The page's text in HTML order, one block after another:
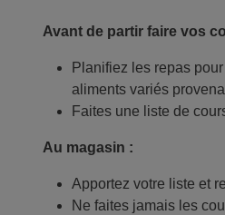
Avant de partir faire vos
Planifiez les repas
aliments variés
Faites une liste de
Au magasin :
Apportez votre liste et
Ne faites jamais les